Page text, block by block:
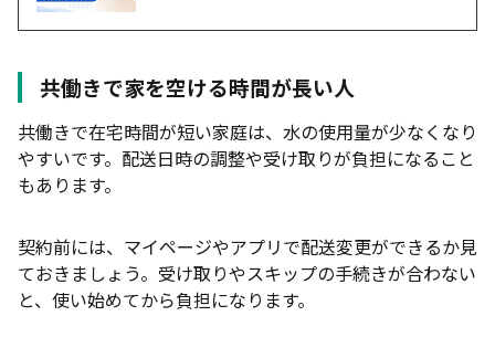
共働きで家を空ける時間が長い人
共働きで在宅時間が短い家庭は、水の使用量が少なくなり
やすいです。配送日時の調整や受け取りが負担になること
もあります。
契約前には、マイページやアプリで配送変更ができるか見
ておきましょう。受け取りやスキップの手続きが合わない
と、使い始めてから負担になります。